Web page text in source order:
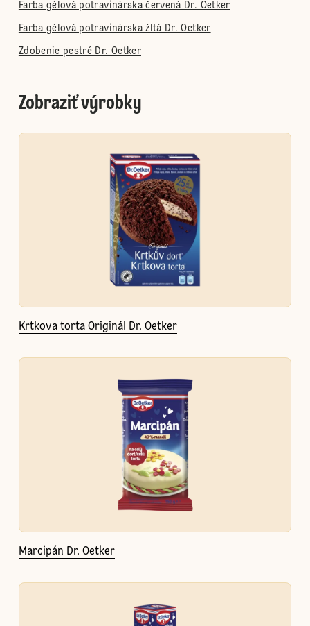
Farba gélová potravinárska červená Dr. Oetker
Farba gélová potravinárska žltá Dr. Oetker
Zdobenie pestré Dr. Oetker
Zobraziť výrobky
Krtkova torta Originál Dr. Oetker
Marcipán Dr. Oetker